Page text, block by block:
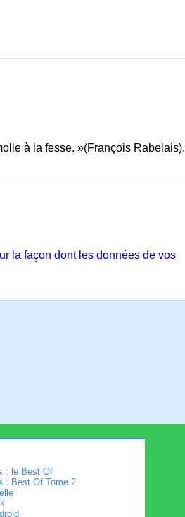
à la fesse. »(François Rabelais).
la façon dont les données de vos
: le Best Of
: Best Of Tome 2